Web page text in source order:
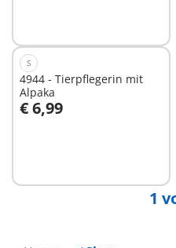
S
4944 - Tierpflegerin mit
Alpaka
€ 6,99
In den Warenkorb
1